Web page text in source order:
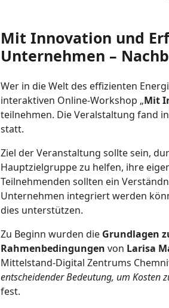
Mit Innovation und
Unternehmen –
Wer in die Welt des effizienten
interaktiven Online-Workshop „Mit
teilnehmen. Die Veralstaltung fand
statt.
Ziel der Veranstaltung sollte sein,
Hauptzielgruppe zu helfen, ihre
Teilnehmenden sollten ein
Unternehmen integriert werden
dies unterstützen.
Zu Beginn wurden die Grundlagen
Rahmenbedingungen von Larisa
Mittelstand-Digital Zentrums
entscheidender Bedeutung, um Kosten
fest.